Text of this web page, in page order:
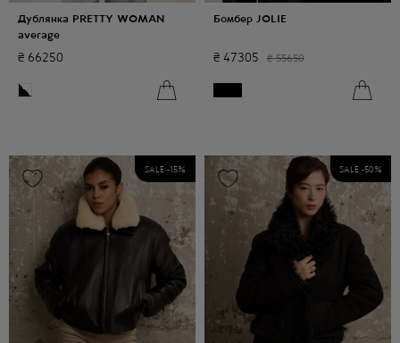
Дублянка PRETTY WOMAN
average
₴ 66250
Бомбер JOLIE
₴ 47305 ₴ 55650
SALE -15% SALE -50 %